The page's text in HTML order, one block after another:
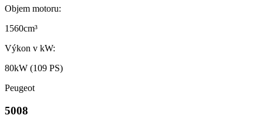
Objem motoru:
1560cm³
Výkon v kW:
80kW (109 PS)
Peugeot
5008